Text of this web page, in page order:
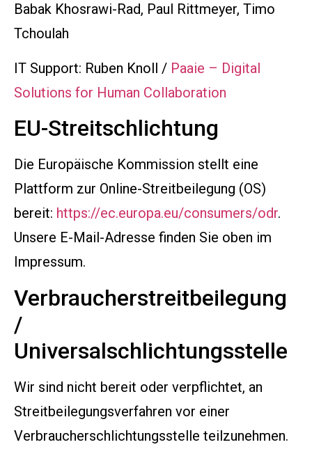
Babak Khosrawi-Rad, Paul Rittmeyer, Timo
Tchoulah
IT Support: Ruben Knoll / Paaie – Digital
Solutions for Human Collaboration
EU-Streitschlichtung
Die Europäische Kommission stellt eine
Plattform zur Online-Streitbeilegung (OS)
bereit: https://ec.europa.eu/consumers/odr.
Unsere E-Mail-Adresse finden Sie oben im
Impressum.
Verbraucherstreitbeilegung
/
Universalschlichtungsstelle
Wir sind nicht bereit oder verpflichtet, an
Streitbeilegungsverfahren vor einer
Verbraucherschlichtungsstelle teilzunehmen.